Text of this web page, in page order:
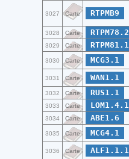
3027 Carte RTPMB9
3028 Carte RTPM78.2
3029 Carte RTPM81.1
3030 Carte MCG3.1
3031 Carte WAN1.1
3032 Carte RUS1.1
3033 Carte LOM1.4.1
3034 Carte ABE1.6
3035 Carte MCG4.1
3036 Carte ALF1.1.1